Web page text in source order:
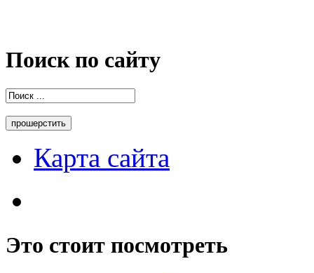
Поиск по сайту
Карта сайта
Это стоит посмотреть